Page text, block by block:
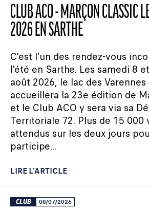
CLUB ACO - MARÇON CLASSIC
2026 EN SARTHE
C'est l'un des rendez-vous
l'été en Sarthe. Les samedi 8
août 2026, le lac des
accueillera la 23e édition de
et le Club ACO y sera via sa
Territoriale 72. Plus de 15 000
attendus sur les deux jours
participe...
LIRE L'ARTICLE
CLUB 08/07/2026